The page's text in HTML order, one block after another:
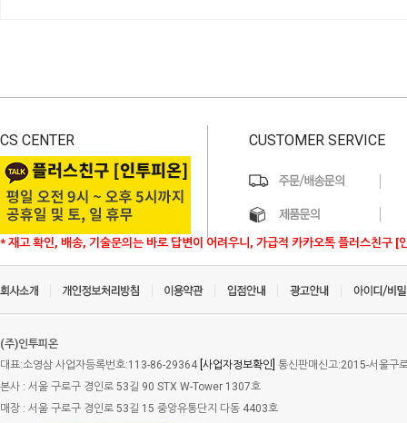
CS CENTER
* 재고 확인, 배송, 기술문의는 바로 답변이 어려우니, 가급적 카카오톡 플러스친구 [
CUSTOMER SERVICE
(주)인투피온
대표:소영삼 사업자등록번호:113-86-29364 [사업자정보확인] 통신판매신고:2015-서울구
본사 : 서울 구로구 경인로 53길 90 STX W-Tower 1307호
매장 : 서울 구로구 경인로 53길 15 중앙유통단지 다동 4403호